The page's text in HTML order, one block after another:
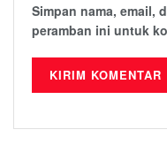
Simpan nama, email,
peramban ini untuk